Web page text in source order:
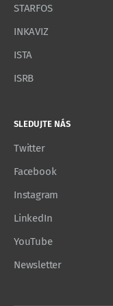
STARFOS
INKAVIZ
ISTA
ISRB
SLEDUJTE NÁS
Twitter
Facebook
Instagram
LinkedIn
YouTube
Newsletter